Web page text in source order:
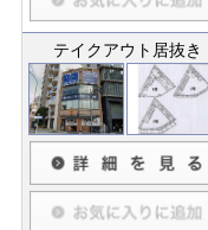
テイクアウト居抜き